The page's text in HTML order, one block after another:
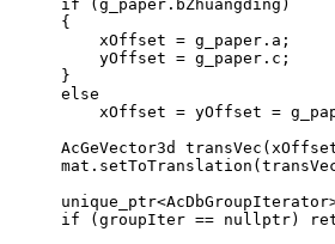
if (g_paper.bZhuangding)
{
    xOffset = g_paper.a;
    yOffset = g_paper.c;
}
else
xOffset = yOffset =
AcGeVector3d transVec
mat. setToTranslation
if (groupIter == nullptr)